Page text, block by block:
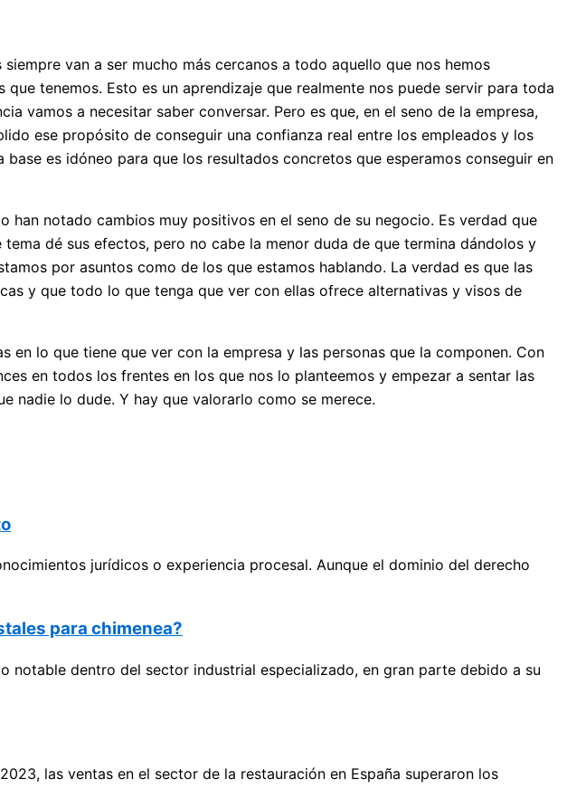
van a ser mucho más cercanos a todo aquello que nos hemos
tenemos. Esto es un aprendizaje que realmente nos puede servir para toda
vamos a necesitar saber conversar. Pero es que, en el seno de la empresa,
ese propósito de conseguir una confianza real entre los empleados y los
es idóneo para que los resultados concretos que esperamos conseguir en
notado cambios muy positivos en el seno de su negocio. Es verdad que
dé sus efectos, pero no cabe la menor duda de que termina dándolos y
por asuntos como de los que estamos hablando. La verdad es que las
y que todo lo que tenga que ver con ellas ofrece alternativas y visos de
lo que tiene que ver con la empresa y las personas que la componen. Con
en todos los frentes en los que nos lo planteemos y empezar a sentar las
nadie lo dude. Y hay que valorarlo como se merece.
jurídicos o experiencia procesal. Aunque el dominio del derecho
para chimenea?
notable dentro del sector industrial especializado, en gran parte debido a su
las ventas en el sector de la restauración en España superaron los